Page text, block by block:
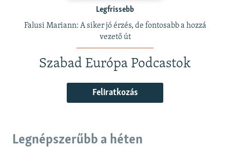
Legfrissebb
Falusi Mariann: A siker jó érzés, de fontosabb a hozzá
vezető út
Szabad Európa Podcastok
Feliratkozás
Legnépszerűbb a héten